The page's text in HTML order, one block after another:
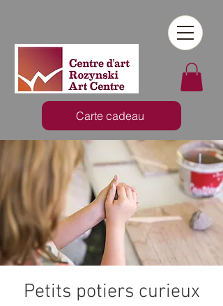
Carte cadeau
Petits potiers curieux